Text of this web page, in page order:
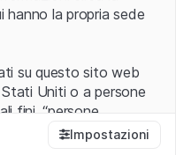
hanno la propria sede
su questo sito web
Uniti o a persone
fini, “persone
ad esse ascritto
Impostazioni